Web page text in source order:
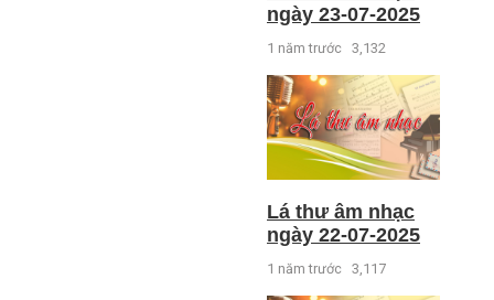
ngày 23-07-2025
1 năm trước 3,132
Lá thư âm nhạc
ngày 22-07-2025
1 năm trước 3,117